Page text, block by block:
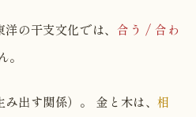
の干支文化では、 合う / 合わ
み出す関係）。 金と木は、相